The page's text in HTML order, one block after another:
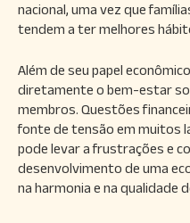
nacional, uma vez que
tendem a ter melhores
Além de seu papel
diretamente o bem-estar
membros. Questões
fonte de tensão em muitos
pode levar a frustrações e
desenvolvimento de uma
na harmonia e na qualidade